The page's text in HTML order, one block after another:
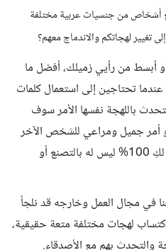
أشخاص من جنسيات عربية مختلفة
تغيير لهجاتكم والاندماج معهم؟
أبسط من رأيي زميلك، أفضل ما
عندما تحتاجين إلى استعمال كلمات
باللهجة نفسها الأمر سوف
أمر جميل ومراعي للشخص الآخر
في الحديث، أي الأمر راجع لكِ 100% ليس له بالتصنع أو
في مجال العمل وخارجه قد نلجأ
لهجات مختلفة متعة حقيقية،